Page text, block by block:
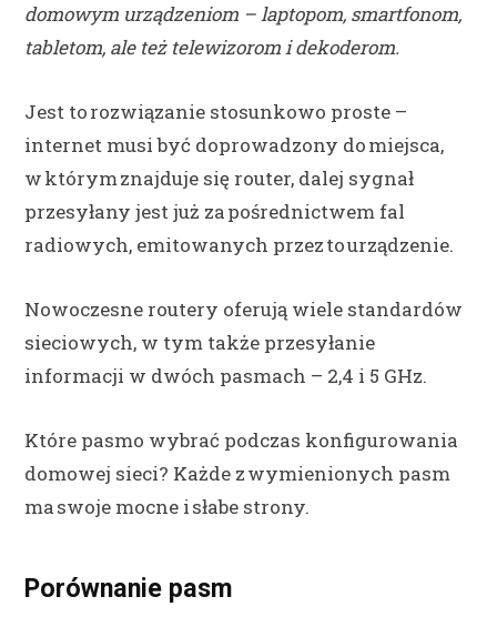
domowym urządzeniom – laptopom, smartfonom,
tabletom, ale też telewizorom i dekoderom.
Jest to rozwiązanie stosunkowo proste –
internet musi być doprowadzony do miejsca,
w którym znajduje się router, dalej sygnał
przesyłany jest już za pośrednictwem fal
radiowych, emitowanych przez to urządzenie.
Nowoczesne routery oferują wiele standardów
sieciowych, w tym także przesyłanie
informacji w dwóch pasmach – 2,4 i 5 GHz.
Które pasmo wybrać podczas konfigurowania
domowej sieci? Każde z wymienionych pasm
ma swoje mocne i słabe strony.
Porównanie pasm